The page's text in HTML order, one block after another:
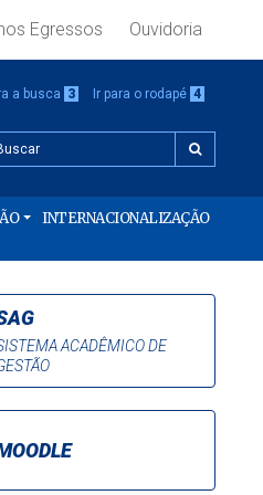
Egressos Ouvidoria
a busca 3 Ir para o rodapé 4
INTERNACIONALIZAÇÃO
ACADÊMICO DE